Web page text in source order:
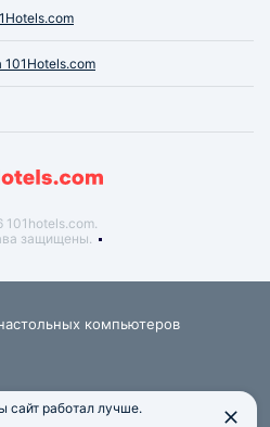
защищены.
компьютеров
сайт работал лучше.